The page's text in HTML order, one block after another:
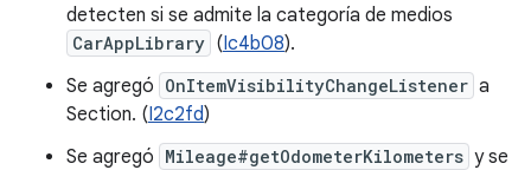
detecten si se admite la categoría de medios
CarAppLibrary (Ic4b08).
Se agregó OnItemVisibilityChangeListener a
Section. (I2c2fd)
Se agregó Mileage#getOdometerKilometers y se